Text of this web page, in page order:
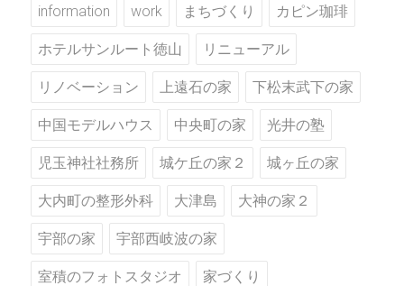
information work まちづくり カピン珈琲
ホテルサンルート徳山 リニューアル
リノベーション 上遠石の家 下松末武下の家
中国モデルハウス 中央町の家 光井の塾
児玉神社社務所 城ケ丘の家２ 城ヶ丘の家
大内町の整形外科 大津島 大神の家２
宇部の家 宇部西岐波の家
室積のフォトスタジオ 家づくり